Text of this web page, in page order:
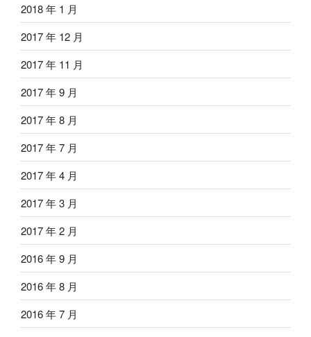
2018 年 1 月
2017 年 12 月
2017 年 11 月
2017 年 9 月
2017 年 8 月
2017 年 7 月
2017 年 4 月
2017 年 3 月
2017 年 2 月
2016 年 9 月
2016 年 8 月
2016 年 7 月